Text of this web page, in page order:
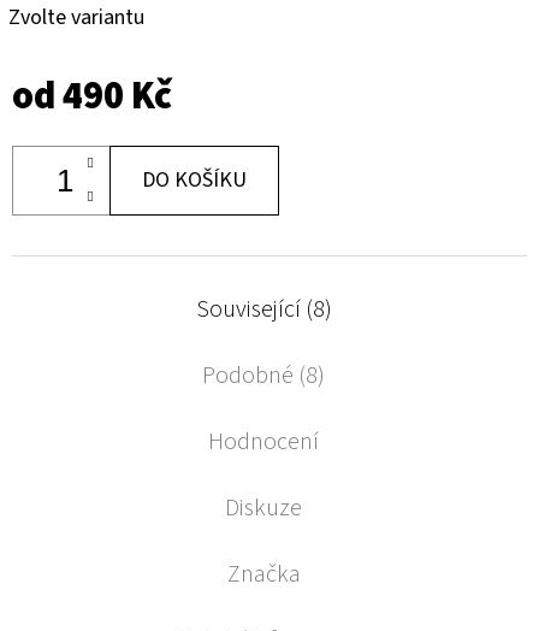
Zvolte variantu
od490 Kč
DO KOŠÍKU
Související (8)
Podobné (8)
Hodnocení
Diskuze
Značka